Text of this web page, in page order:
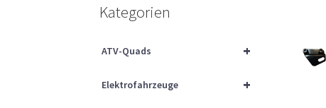
Kategorien
+
ATV-Quads
+
Elektrofahrzeuge